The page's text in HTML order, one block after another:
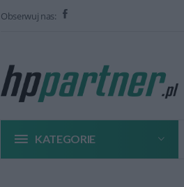
Obserwuj nas:
KATEGORIE